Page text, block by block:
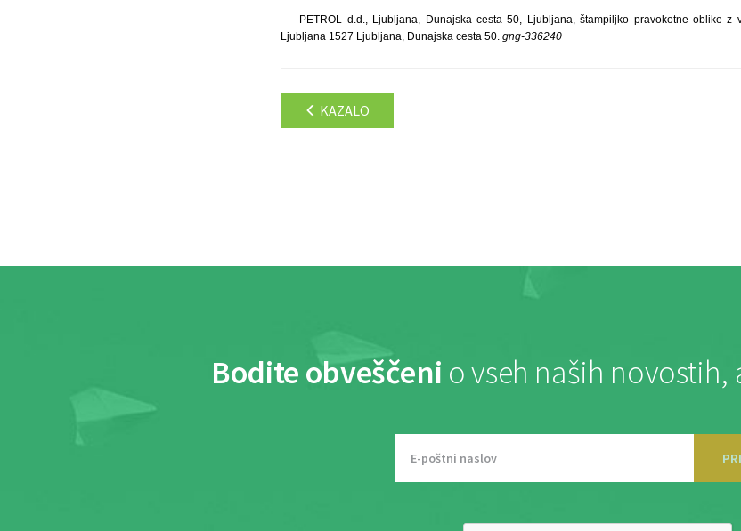
PETROL d.d., Ljubljana, Dunajska cesta 50, Ljubljana, štampiljko pravokotne oblike z
Ljubljana 1527 Ljubljana, Dunajska cesta 50. gng-336240
KAZALO
Bodite obveščeni o vseh naših